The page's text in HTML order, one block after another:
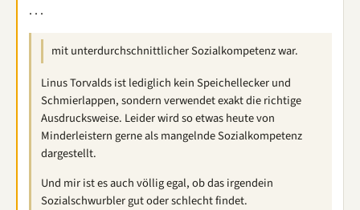
. . .
mit unterdurchschnittlicher Sozialkompetenz war.
Linus Torvalds ist lediglich kein Speichellecker und
Schmierlappen, sondern verwendet exakt die richtige
Ausdrucksweise. Leider wird so etwas heute von
Minderleistern gerne als mangelnde Sozialkompetenz
dargestellt.
Und mir ist es auch völlig egal, ob das irgendein
Sozialschwurbler gut oder schlecht findet.